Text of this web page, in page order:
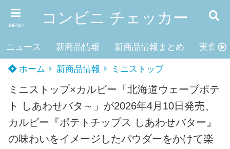
MENU コンビニ チェッカー
ニュース 新商品情報 新商品情報まとめ 実食レ
ホーム 新商品情報 ミニストップ
ミニストップ×カルビー「北海道ウェーブポテ
ト しあわせバタ～」が2026年4月10日発売、
カルビー『ポテトチップス しあわせバター』
の味わいをイメージしたパウダーをかけて楽